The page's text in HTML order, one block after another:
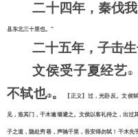
二十四年，秦伐我
县东北三十里也。”
二十五年，子击生
文侯受子夏经艺①
不轼也③ 。 【正义】过，光卧反。文侯
见，造其门，干木逾墙避之。文侯以客礼待之，出过
子之道，隐处穷巷，声驰千里，吾安得勿轼！干木